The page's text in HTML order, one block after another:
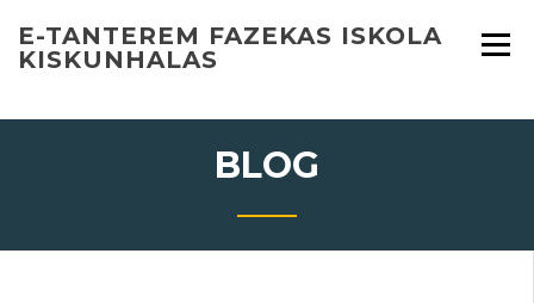
content
E-TANTEREM FAZEKAS ISKOLA
KISKUNHALAS
BLOG